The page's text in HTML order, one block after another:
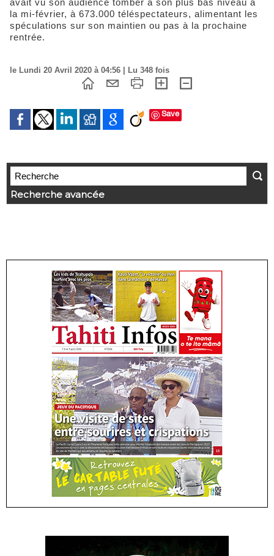
la mi-février, à 673.000 téléspectateurs, alimentant les
spéculations sur son maintien ou pas à la prochaine
rentrée.
le Lundi 20 Avril 2020 à 04:56 | Lu 348 fois
Save
Recherche avancée